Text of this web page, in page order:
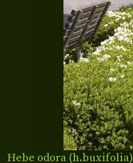
Hebe odora (h.buxifolia)